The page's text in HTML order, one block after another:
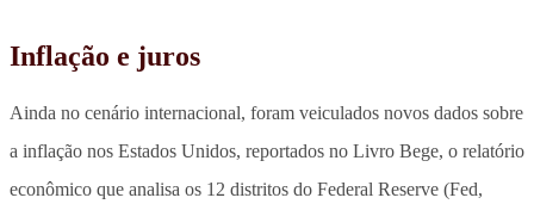
Inflação e juros
Ainda no cenário internacional, foram veiculados novos dados sobre
a inflação nos Estados Unidos, reportados no Livro Bege, o relatório
econômico que analisa os 12 distritos do Federal Reserve (Fed,